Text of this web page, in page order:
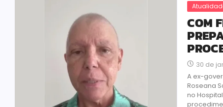
COM
30 de
A ex-
Roseana
no